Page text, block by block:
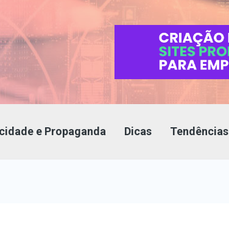
e Propaganda Dicas Tendências